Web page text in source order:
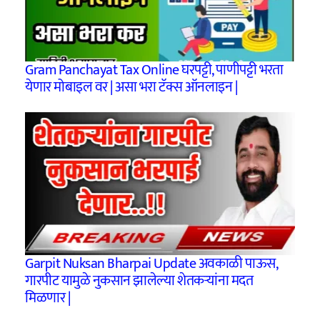
Gram Panchayat Tax Online घरपट्टी, पाणीपट्टी भरता
येणार मोबाइल वर | असा भरा टॅक्स ऑनलाइन |
Garpit Nuksan Bharpai Update अवकाळी पाऊस,
गारपीट यामुळे नुकसान झालेल्या शेतकऱ्यांना मदत
मिळणार |